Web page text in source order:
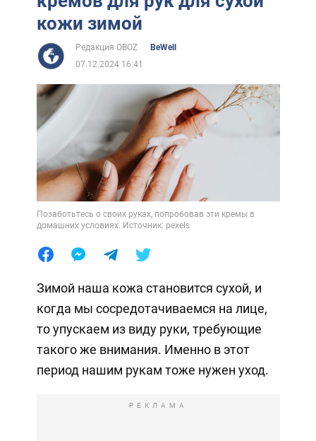
кожи зимой
Редакция OBOZ
BeWell
07.12.2024 16:41
Позаботьтесь о своих руках, попробовав эти кремы в
домашних условиях. Источник: pexels
Зимой наша кожа становится сухой, и
когда мы сосредотачиваемся на лице,
то упускаем из виду руки, требующие
такого же внимания. Именно в этот
период нашим рукам тоже нужен уход.
РЕКЛАМА